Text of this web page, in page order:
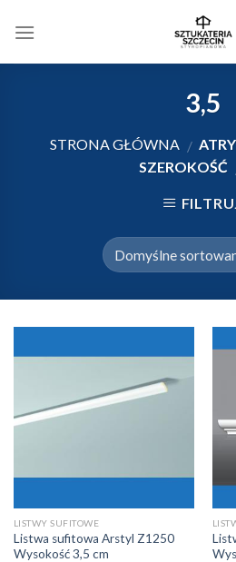
3,5
STRONA GŁÓWNA /
SZEROKOŚĆ
LISTWY SUFITOWE
Listwa sufitowa Arstyl Z1250
Wysokość 3,5 cm